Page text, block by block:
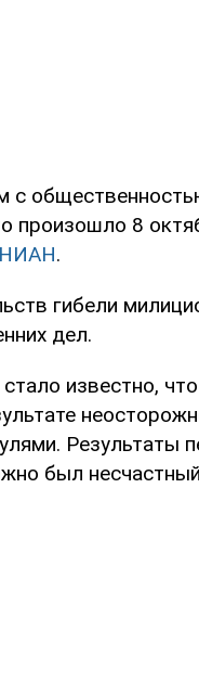
с
произошло 8
.
гибели
дел.
известно,
Результаты
был